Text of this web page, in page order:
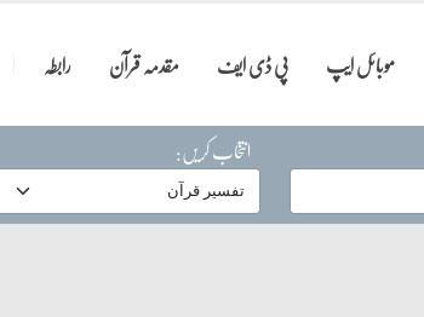
موبائل ایپ پی ڈی ایف مقدمہ قرآن
رابطہ
انتخاب کریں: